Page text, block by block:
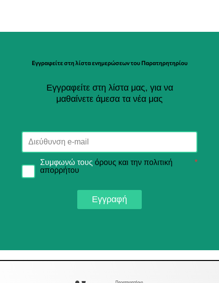
Εγγραφείτε στη λίστα ενημερώσεων του Παρατηρητηρίου
Εγγραφείτε στη λίστα μας, για να
μαθαίνετε άμεσα τα νέα μας
Συμφωνώ τους όρους και την πολιτική
απορρήτου
*
Εγγραφή